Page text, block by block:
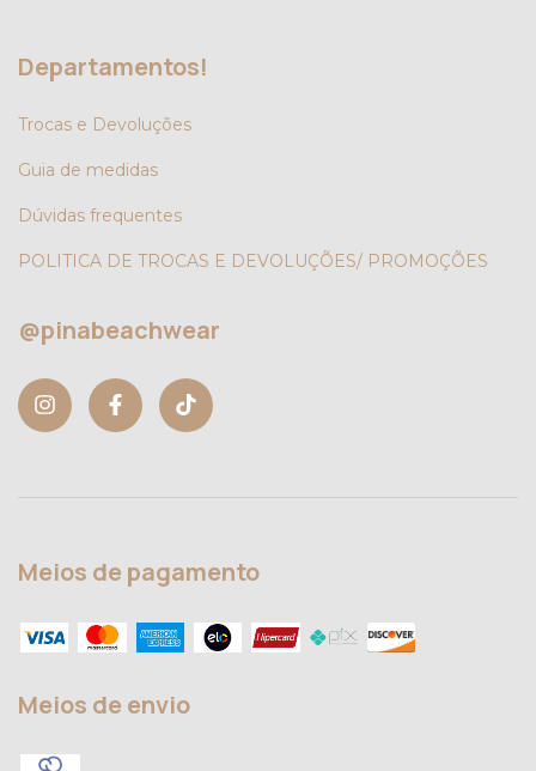
Departamentos!
Trocas e Devoluções
Guia de medidas
Dúvidas frequentes
POLITICA DE TROCAS E DEVOLUÇÕES/ PROMOÇÕES
@pinabeachwear
Meios de pagamento
Meios de envio